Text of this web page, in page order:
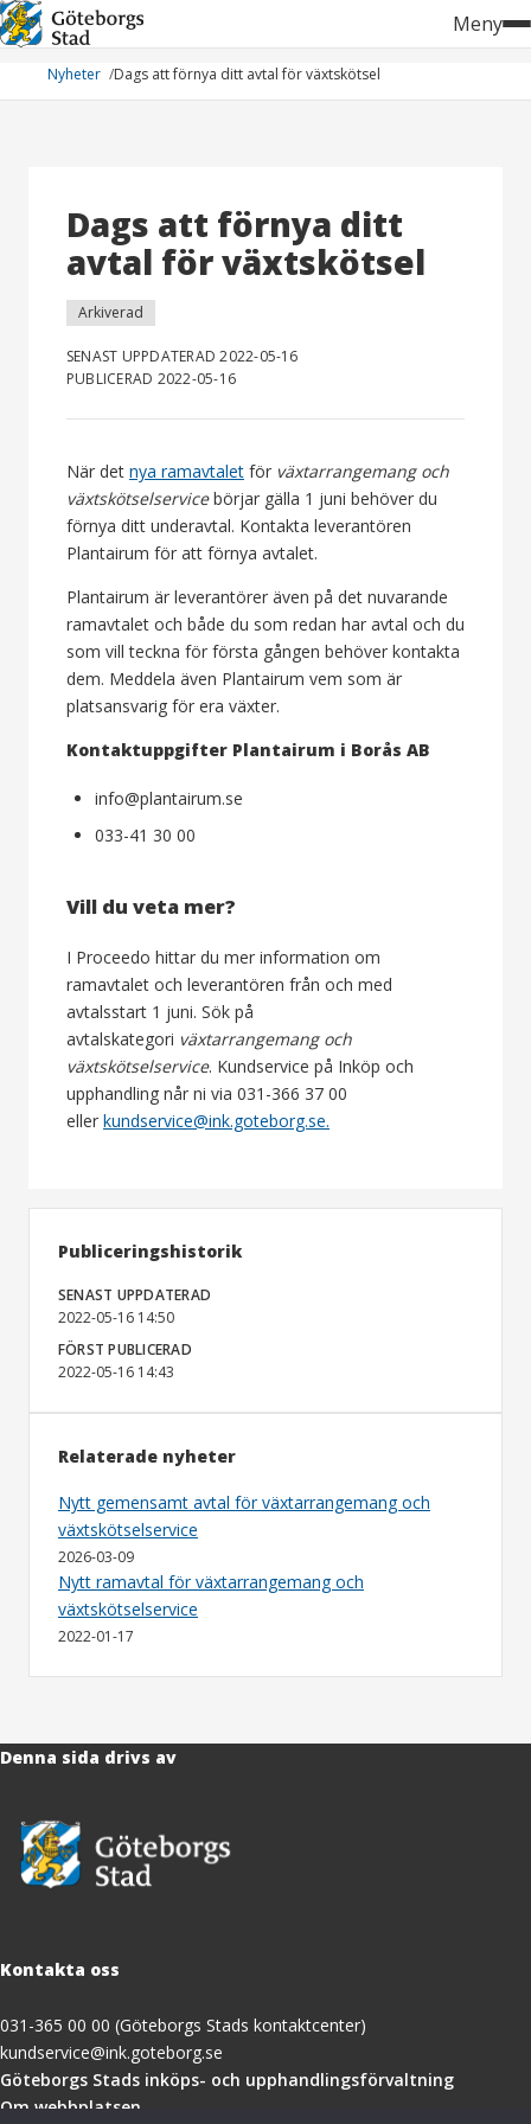
Hoppa
till
innehåll
Meny
Nyheter Dags att förnya ditt avtal för växtskötsel
Dags att förnya ditt
avtal för växtskötsel
Arkiverad
SENAST UPPDATERAD 2022-05-16
PUBLICERAD 2022-05-16
När det nya ramavtalet för växtarrangemang och
växtskötselservicebörjar gälla 1 juni behöver du
förnya ditt underavtal. Kontakta leverantören
Plantairum för att förnya avtalet.
Plantairum är leverantörer även på det nuvarande
ramavtalet och både du som redan har avtal och du
som vill teckna för första gången behöver kontakta
dem. Meddela även Plantairum vem som är
platsansvarig för era växter.
Kontaktuppgifter Plantairum i Borås AB
info@plantairum.se
033-41 30 00
Vill du veta mer?
I Proceedo hittar du mer information om
ramavtalet och leverantören från och med
avtalsstart 1 juni. Sök på
avtalskategori växtarrangemang och
växtskötselservice. Kundservice på Inköp och
upphandling når ni via 031-366 37 00
eller kundservice@ink.goteborg.se.
Publiceringshistorik
SENAST UPPDATERAD
2022-05-16 14:50
FÖRST PUBLICERAD
2022-05-16 14:43
Relaterade nyheter
Nytt gemensamt avtal för växtarrangemang och
växtskötselservice
2026-03-09
Nytt ramavtal för växtarrangemang och
växtskötselservice
2022-01-17
Denna sida drivs av
Kontakta oss
031-365 00 00 (Göteborgs Stads kontaktcenter)
kundservice@ink.goteborg.se
Göteborgs Stads inköps- och upphandlingsförvaltning(öppnas
Om webbplatsen